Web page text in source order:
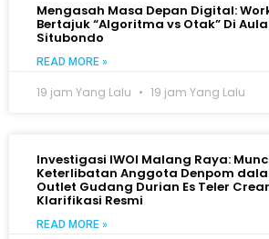
Mengasah Masa Depan Digital:
Bertajuk “Algoritma vs Otak” Di Aula
Situbondo
READ MORE »
19 jam Yang Lalu 19 jam Yang Lalu
Investigasi IWOI Malang Raya:
Keterlibatan Anggota Denpom
Outlet Gudang Durian Es Teler
Klarifikasi Resmi
READ MORE »